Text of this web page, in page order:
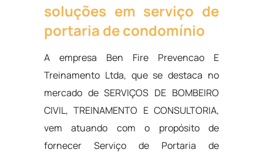
soluções em serviço de
portaria de condomínio
A empresa Ben Fire Prevencao E
Treinamento Ltda, que se destaca no
mercado de SERVIÇOS DE BOMBEIRO
CIVIL, TREINAMENTO E CONSULTORIA,
vem atuando com o propósito de
fornecer Serviço de Portaria de